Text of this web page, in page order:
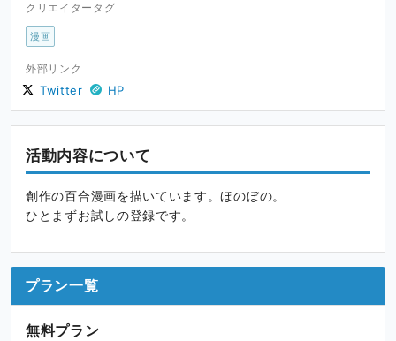
クリエイタータグ
漫画
外部リンク
Twitter HP
活動内容について
創作の百合漫画を描いています。ほのぼの。
ひとまずお試しの登録です。
プラン一覧
無料プラン